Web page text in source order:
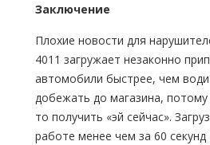
Заключение
Плохие новости для
4011 загружает незаконно
автомобили быстрее, чем
добежать до магазина,
то получить «эй сейчас».
работе менее чем за 60